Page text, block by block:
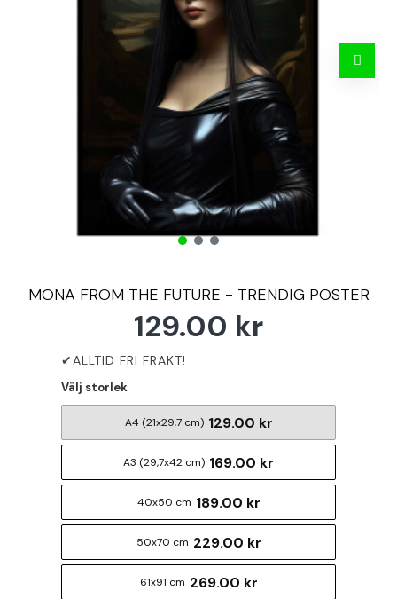
MONA FROM THE FUTURE - TRENDIG POSTER
129.00 kr
Välj storlek
A4 (21x29,7 cm) 129.00 kr
A3 (29,7x42 cm) 169.00 kr
40x50 cm 189.00 kr
50x70 cm 229.00 kr
61x91 cm 269.00 kr